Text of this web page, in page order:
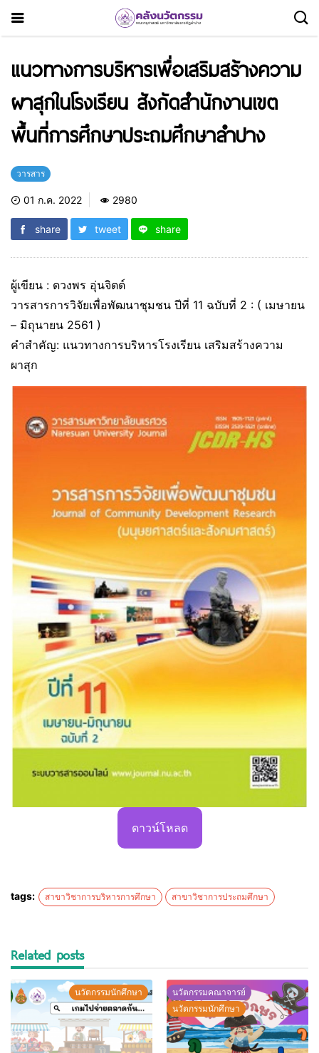
แนวทางการบริหารเพื่อเสริมสร้างความ
ผาสุกในโรงเรียน สังกัดสำนักงานเขต
พื้นที่การศึกษาประถมศึกษาลำปาง
วารสาร
01 ก.ค. 2022 2980
share tweet share
ผู้เขียน : ดวงพร อุ่นจิตต์
วารสารการวิจัยเพื่อพัฒนาชุมชน ปีที่ 11 ฉบับที่ 2 : ( เมษายน
– มิถุนายน 2561 )
คำสำคัญ: แนวทางการบริหารโรงเรียน เสริมสร้างความ
ผาสุก
ดาวน์โหลด
tags: สาขาวิชาการบริหารการศึกษา สาขาวิชาการประถมศึกษา
Related posts
นวัตกรรมนักศึกษา
นวัตกรรมคณาจารย์
นวัตกรรมนักศึกษา